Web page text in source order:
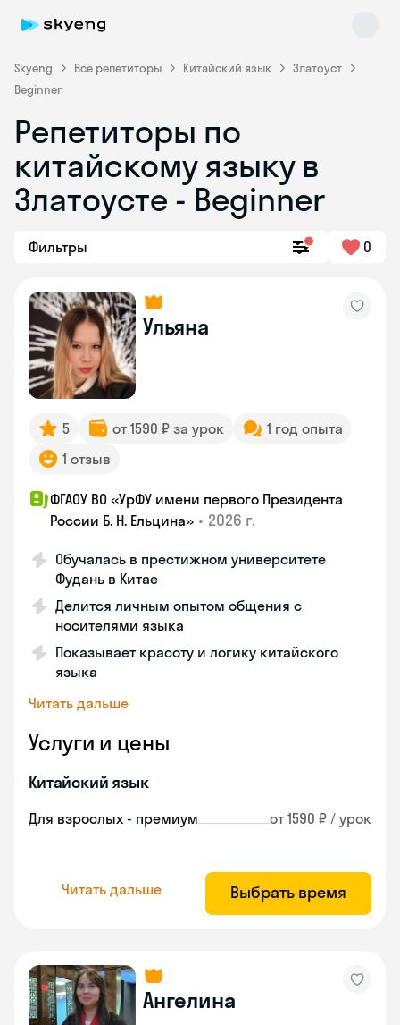
Skyeng Все репетиторы Китайский язык
Златоуст
Beginner
Репетиторы по
китайскому языку в
Златоусте - Beginner
Фильтры 0
Ульяна
5 от 1590 ₽ за урок
1 год опыта
1 отзыв
ФГАОУ ВО «УрФУ имени первого Президента
России Б. Н. Ельцина» • 2026 г.
Обучалась в престижном университете
Фудань в Китае
Делится личным опытом общения с
носителями языка
Показывает красоту и логику китайского
языка
Читать дальше
Услуги и цены
Китайский язык
Для взрослых - премиум от 1590 ₽ / урок
Читать дальше Выбрать время
Ангелина
online